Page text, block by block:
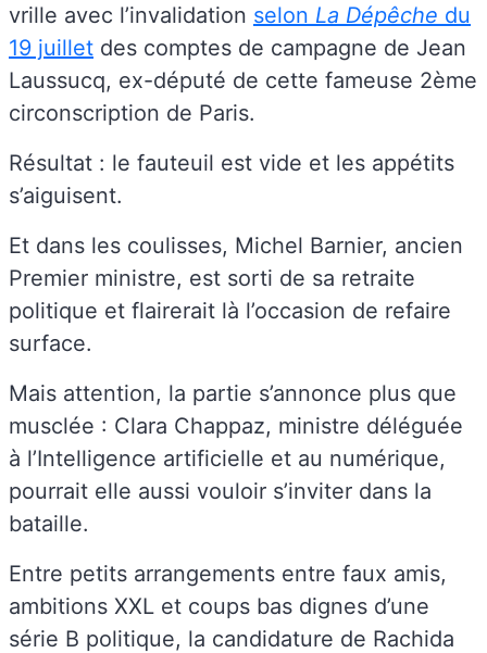
vrille avec l’invalidation selon La Dépêche du
19 juillet des comptes de campagne de Jean
Laussucq, ex-député de cette fameuse 2ème
circonscription de Paris.
Résultat : le fauteuil est vide et les appétits
s’aiguisent.
Et dans les coulisses, Michel Barnier, ancien
Premier ministre, est sorti de sa retraite
politique et flairerait là l’occasion de refaire
surface.
Mais attention, la partie s’annonce plus que
musclée : Clara Chappaz, ministre déléguée
à l’Intelligence artificielle et au numérique,
pourrait elle aussi vouloir s’inviter dans la
bataille.
Entre petits arrangements entre faux amis,
ambitions XXL et coups bas dignes d’une
série B politique, la candidature de Rachida